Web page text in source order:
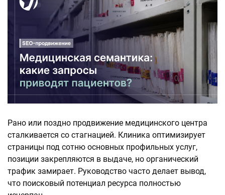
Рано или поздно продвижение медицинского центра
сталкивается со стагнацией. Клиника оптимизирует
страницы под сотню основных профильных услуг,
позиции закрепляются в выдаче, но органический
трафик замирает. Руководство часто делает вывод,
что поисковый потенциал ресурса полностью